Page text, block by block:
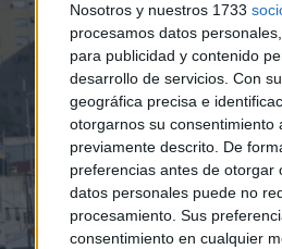
Nosotros y nuestros 1733
procesamos datos
para publicidad y contenido
desarrollo de servicios. Con
geográfica precisa e
otorgarnos su consentimiento
previamente descrito. De
preferencias antes de otorgar
datos personales puede no
procesamiento. Sus
consentimiento en cualquier